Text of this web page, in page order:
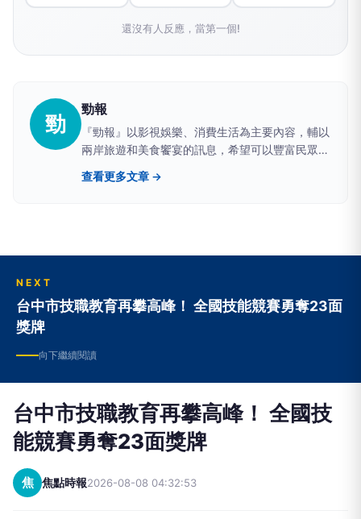
還沒有人反應，當第一個!
勁
勁報
『勁報』以影視娛樂、消費生活為主要內容，輔以
兩岸旅遊和美食饗宴的訊息，希望可以豐富民眾的
生活，帶給社會大眾美好的未來。
查看更多文章 →
NEXT
台中市技職教育再攀高峰！ 全國技能競賽勇奪23面
獎牌
向下繼續閱讀
台中市技職教育再攀高峰！ 全國技
能競賽勇奪23面獎牌
焦 焦點時報2026-08-08 04:32:53